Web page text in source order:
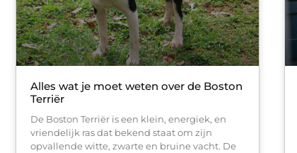
Alles wat je moet weten over de Boston
Terriër
De Boston Terriër is een klein, energiek, en
vriendelijk ras dat bekend staat om zijn
opvallende witte, zwarte en bruine vacht. De